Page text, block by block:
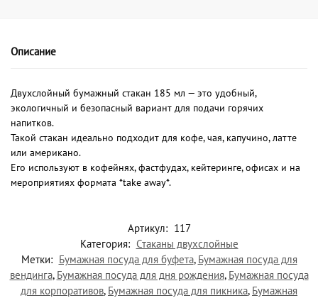
Описание
Двухслойный бумажный стакан 185 мл — это удобный,
экологичный и безопасный вариант для подачи горячих
напитков.
Такой стакан идеально подходит для кофе, чая, капучино, латте
или американо.
Его используют в кофейнях, фастфудах, кейтеринге, офисах и на
мероприятиях формата *take away*.
Артикул: 117
Категория: Стаканы двухслойные
Метки: Бумажная посуда для буфета, Бумажная посуда для
вендинга, Бумажная посуда для дня рождения, Бумажная посуда
для корпоративов, Бумажная посуда для пикника, Бумажная